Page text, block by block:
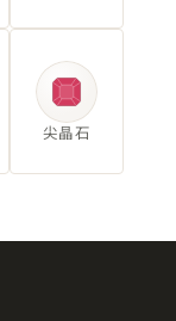
尖晶石